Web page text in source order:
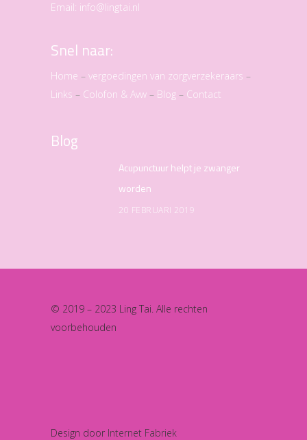
Email: info@lingtai.nl
Snel naar:
Home – vergoedingen van zorgverzekeraars –
Links – Colofon & Avw – Blog – Contact
Blog
Acupunctuur helpt je zwanger
worden
20 FEBRUARI 2019
© 2019 – 2023 Ling Tai. Alle rechten
voorbehouden
Design door Internet Fabriek